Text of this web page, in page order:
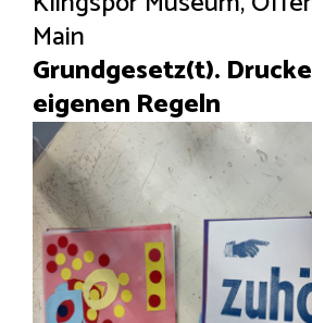
Main
Grundgesetz(t).
eigenen Regeln